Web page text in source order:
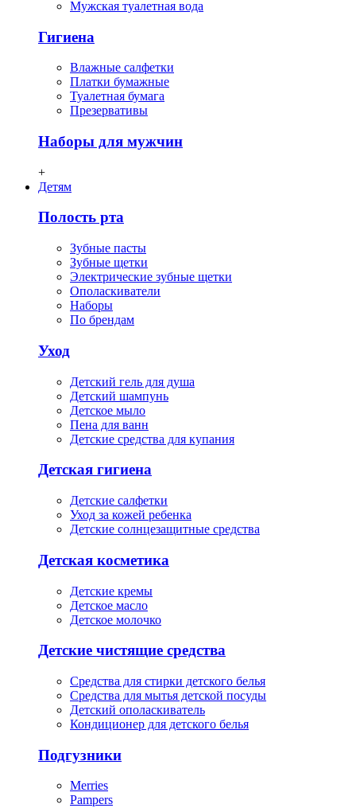
Мужская туалетная вода
Гигиена
Влажные салфетки
Платки бумажные
Туалетная бумага
Презервативы
Наборы для мужчин
+
Детям
Полость рта
Зубные пасты
Зубные щетки
Электрические зубные щетки
Ополаскиватели
Наборы
По брендам
Уход
Детский гель для душа
Детский шампунь
Детское мыло
Пена для ванн
Детские средства для купания
Детская гигиена
Детские салфетки
Уход за кожей ребенка
Детские солнцезащитные средства
Детская косметика
Детские кремы
Детское масло
Детское молочко
Детские чистящие средства
Средства для стирки детского белья
Средства для мытья детской посуды
Детский ополаскиватель
Кондиционер для детского белья
Подгузники
Merries
Pampers